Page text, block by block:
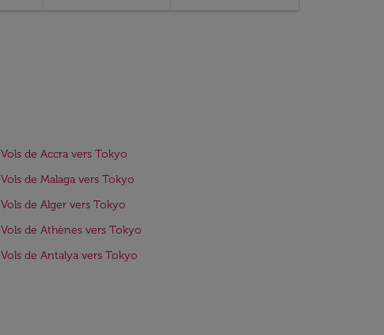
Vols de Accra vers Tokyo
Vols de Malaga vers Tokyo
Vols de Alger vers Tokyo
Vols de Athènes vers Tokyo
Vols de Antalya vers Tokyo